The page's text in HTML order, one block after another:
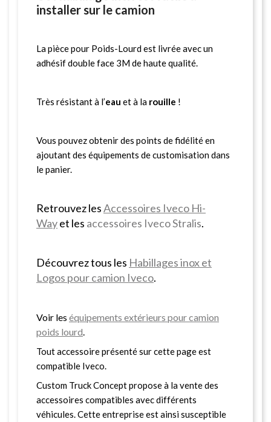
installer sur le camion
La pièce pour Poids-Lourd est livrée avec un
adhésif double face 3M de haute qualité.
Très résistant à l’eau et à la rouille !
Vous pouvez obtenir des points de fidélité en
ajoutant des équipements de customisation dans
le panier.
Retrouvez lesAccessoires Iveco Hi-
Wayet les accessoires Iveco Stralis.
Découvrez tous les Habillages inox et
Logos pour camion Iveco.
Voir les équipements extérieurs pour camion
poids lourd
Tout accessoire présenté sur cette page est
compatible Iveco.
Custom Truck Concept propose à la vente des
accessoires compatibles avec différents
véhicules. Cette entreprise est ainsi susceptible